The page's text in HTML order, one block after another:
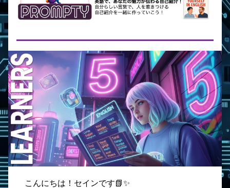
こんにちは！セインです📗✨